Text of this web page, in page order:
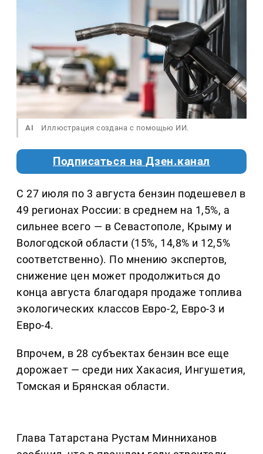
AI Иллюстрация создана с помощью ИИ.
Подписаться на Дзен.канал
С 27 июля по 3 августа бензин подешевел в
49 регионах России: в среднем на 1,5%, а
сильнее всего — в Севастополе, Крыму и
Вологодской области (15%, 14,8% и 12,5%
соответственно). По мнению экспертов,
снижение цен может продолжиться до
конца августа благодаря продаже топлива
экологических классов Евро-2, Евро-3 и
Евро-4.
Впрочем, в 28 субъектах бензин все еще
дорожает — среди них Хакасия, Ингушетия,
Томская и Брянская области.
Глава Татарстана Рустам Минниханов